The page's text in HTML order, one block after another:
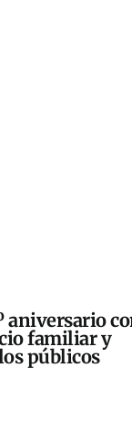
aniversario
familiar y
públicos